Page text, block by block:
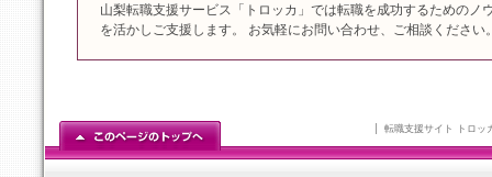
山梨転職支援サービス「トロッカ」では転職を成功するためのノ
を活かしご支援します。 お気軽にお問い合わせ、ご相談ください
転職支援サイト トロッ